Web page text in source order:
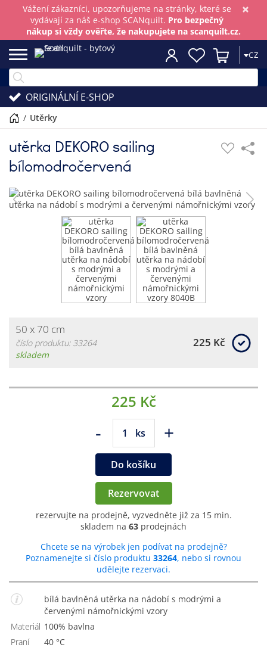
×
Vážení zákazníci, upozorňujeme na stránky, které se
vydávají za náš e-shop SCANquilt. Pro bezpečný
nákup si vždy ověřte, že nakupujete na scanquilt.cz.
CZ
ORIGINÁLNÍ E-SHOP
/ utěrky
utěrka DEKORO sailing
bílomodročervená
50 x 70 cm
číslo produktu: 33264
skladem
225 Kč
225 Kč
- ks +
Do košíku
Rezervovat
rezervujte na prodejně, vyzvedněte již za 15 min.
skladem na 63 prodejnách
Chcete se na výrobek jen podívat na prodejně?
Poznamenejte si číslo produktu 33264, nebo si rovnou
udělejte rezervaci.
bílá bavlněná utěrka na nádobí s modrými a
červenými námořnickými vzory
Materiál
100% bavlna
Praní
40 °C